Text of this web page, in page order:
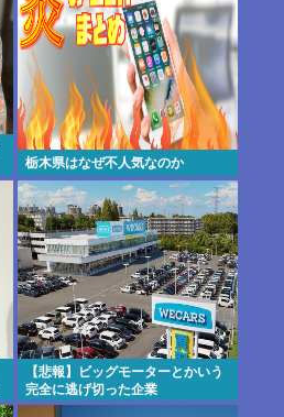
栃木県はなぜ不人気なのか
【悲報】ビッグモーターとかいう
完全に逃げ切った企業